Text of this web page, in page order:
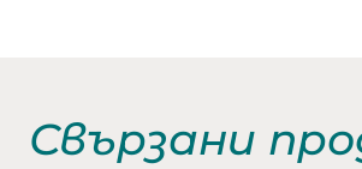
Свързани